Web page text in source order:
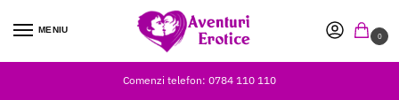
MENIU
0
Comenzi telefon: 0784 110 110